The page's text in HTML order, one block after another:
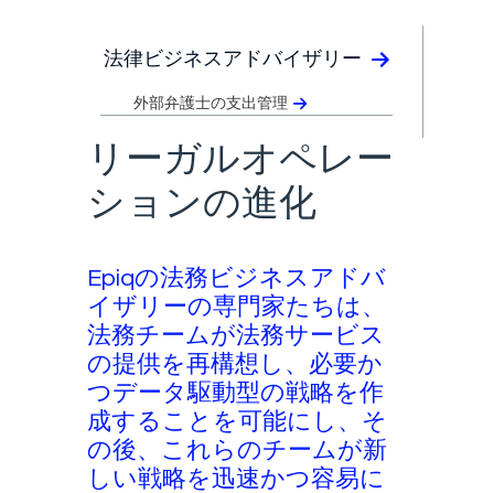
法律ビジネスアドバイザリー
外部弁護士の支出管理
リーガルオペレー
ションの進化
Epiqの法務ビジネスアドバ
イザリーの専門家たちは、
法務チームが法務サービス
の提供を再構想し、必要か
つデータ駆動型の戦略を作
成することを可能にし、そ
の後、これらのチームが新
しい戦略を迅速かつ容易に